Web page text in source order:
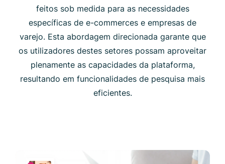
feitos sob medida para as necessidades
específicas de e-commerces e empresas de
varejo. Esta abordagem direcionada garante que
os utilizadores destes setores possam aproveitar
plenamente as capacidades da plataforma,
resultando em funcionalidades de pesquisa mais
eficientes.